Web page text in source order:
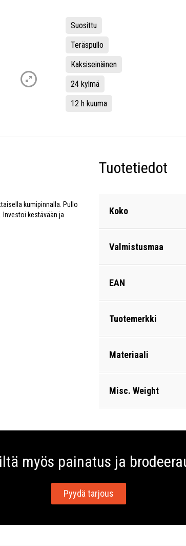
Suosittu
Teräspullo
Kaksiseinäinen
24 kylmä
12 h kuuma
kumipinnalla. Pullo
Investoi kestävään ja
Tuotetiedot
Koko
Valmistusmaa
EAN
Tuotemerkki
Materiaali
Misc. Weight
myös painatus ja
Pyydä tarjous